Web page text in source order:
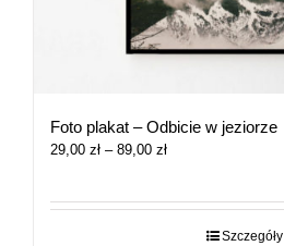
Foto plakat – Odbicie w jeziorze
29,00 zł – 89,00 złZakres
29,00 zł
Szczegóły